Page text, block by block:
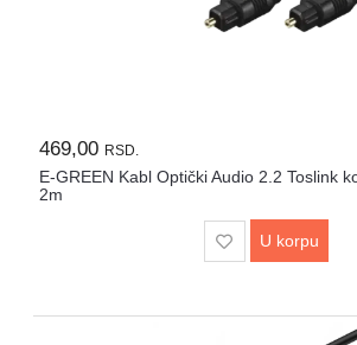
469,00 RSD.
E-GREEN Kabl Optički Audio 2.2 Toslink
2m
U korpu